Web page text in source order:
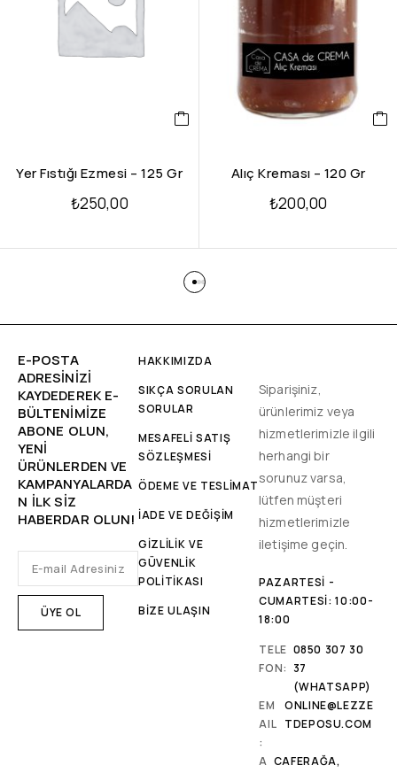
Yer Fıstığı Ezmesi – 125 Gr
₺250,00
Alıç Kreması – 120 Gr
₺200,00
E-POSTA
ADRESINIZI
KAYDEDEREK E-
BÜLTENIMIZE
ABONE OLUN,
YENİ
ÜRÜNLERDEN VE
KAMPANYALARDA
N ILK SIZ
HABERDAR OLUN!
HAKKIMIZDA
SIKÇA SORULAN
SORULAR
MESAFELİ SATIŞ
SÖZLEŞMESİ
ÖDEME VE TESLİMAT
İADE VE DEĞİŞİM
GİZLİLİK VE
GÜVENLİK
POLİTİKASI
BİZE ULAŞIN
Siparişiniz,
ürünlerimiz veya
hizmetlerimizle ilgili
herhangi bir
sorunuz varsa,
lütfen müşteri
hizmetlerimizle
iletişime geçin.
PAZARTESI -
CUMARTESI: 10:00-
18:00
TELE
FON:
0850 307 30
37
(WHATSAPP)
EM
AIL
:
ONLINE@LEZZE
TDEPOSU.COM
A CAFERAĞA,